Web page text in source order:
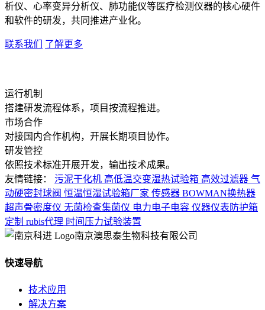
析仪、心率变异分析仪、肺功能仪等医疗检测仪器的核心硬件
和软件的研发，共同推进产业化。
联系我们 了解更多
运行机制
搭建研发流程体系，项目按流程推进。
市场合作
对接国内合作机构，开展长期项目协作。
研发管控
依照技术标准开展开发，输出技术成果。
友情链接：
污泥干化机 高低温交变湿热试验箱 高效过滤器 气
动硬密封球阀 恒温恒湿试验箱厂家 传感器 BOWMAN换热器
超声骨密度仪 无菌检查集菌仪 电力电子电容 仪器仪表防护箱
定制 rubis代理 时间压力试验装置
南京澳思泰生物科技有限公司
快速导航
技术应用
解决方案